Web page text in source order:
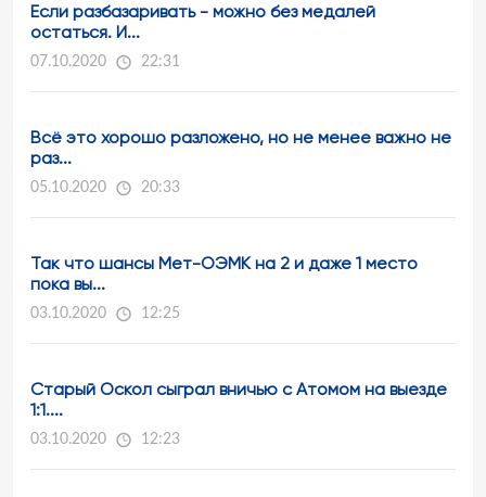
Если разбазаривать - можно без медалей
остаться. И...
07.10.2020 22:31
Всё это хорошо разложено, но не менее важно не
раз...
05.10.2020 20:33
Так что шансы Мет-ОЭМК на 2 и даже 1 место
пока вы...
03.10.2020 12:25
Старый Оскол сыграл вничью с Атомом на выезде
1:1....
03.10.2020 12:23